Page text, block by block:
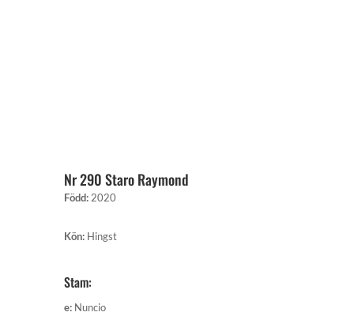
Nr 290 Staro Raymond
Född: 2020
Kön: Hingst
Stam:
e: Nuncio